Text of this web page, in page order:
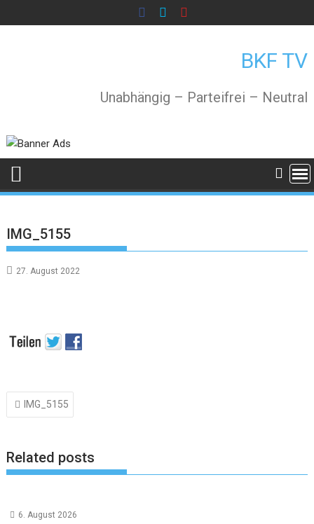
to
BKF TV
Unabhängig – Parteifrei – Neutral
IMG_5155
27. August 2022
Beitragsnavigation
IMG_5155
Related posts
6. August 2026